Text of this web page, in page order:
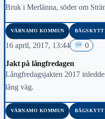
Bruk i Merlänna, söder om
VÄRNAMO KOMMUN
16 april, 2017, 13:44 0
Jakt på långfredagen
Långfredagsjakten 2017
lång väg.
VÄRNAMO KOMMUN